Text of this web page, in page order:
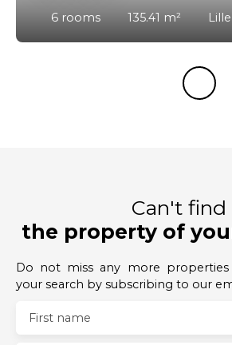
6 rooms 135.41 m²
Can't find
the property of
Do not miss any more
your search by subscribing to our
First name